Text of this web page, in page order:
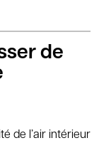
de
de l’air intérieur